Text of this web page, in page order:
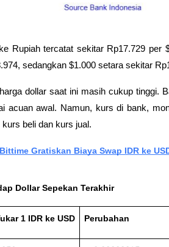
Rupiah tercatat sekitar Rp17.729 per
sedangkan $1.000 setara sekitar
dollar saat ini masih cukup tinggi.
acuan awal. Namun, kurs di bank,
beli dan kurs jual.
Gratiskan Biaya Swap IDR ke
Dollar Sepekan Terakhir
1 IDR ke USD Perubahan